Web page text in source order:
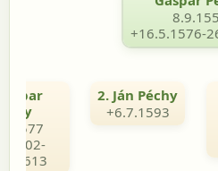
+16.5.1576-
2. Ján Péchy
+6.7.1593